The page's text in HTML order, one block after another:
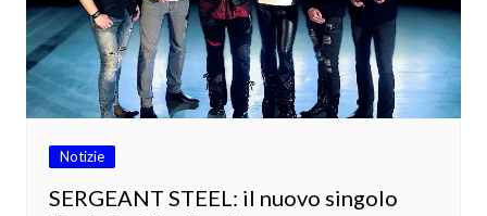
Notizie
SERGEANT STEEL: il nuovo singolo